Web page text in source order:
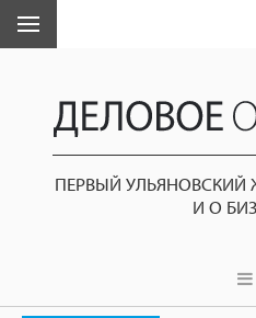
ПЕРВЫЙ УЛЬЯНОВСКИЙ
И О